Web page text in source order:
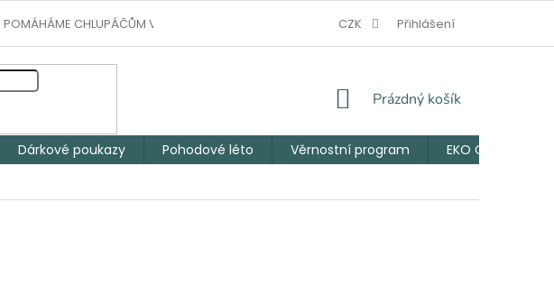
POMÁHÁME CHLUPÁČŮM V NOUZI JAK VZNIKL EKO CHLUPÁČ VĚRNOSTNÍ PROGRAM
CZK Přihlášení
NÁKUPNÍ
Prázdný košík
Dárkové poukazy Pohodové léto Věrnostní program
EKO Chlupáčův